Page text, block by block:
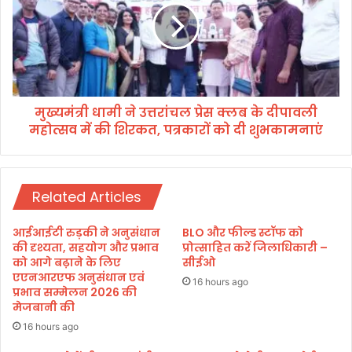
श
—
प्र
दे
श
की
ड़
शी
घ्र
ग
ड्ढा
मु
क्त
,
का
त्री
धा
मी
ने
उ
त्त
क्ल
ब
के
दी
पा
व
ली
म
हो
मुख्यमंत्री धामी ने उत्तरांचल प्रेस क्लब के दीपावली
महोत्सव में की शिरकत, पत्रकारों को दी शुभकामनाएं
Related Articles
आईआईटी रुड़की ने अनुसंधान
की दृश्यता, सहयोग और प्रभाव
को आगे बढ़ाने के लिए
एएनआरएफ अनुसंधान एवं
प्रभाव सम्मेलन 2026 की
मेजबानी की
16 hours ago
BLO और फील्ड स्टॉफ को
प्रोत्साहित करें जिलाधिकारी –
सीईओ
16 hours ago